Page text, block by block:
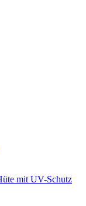
mit UV-Schutz